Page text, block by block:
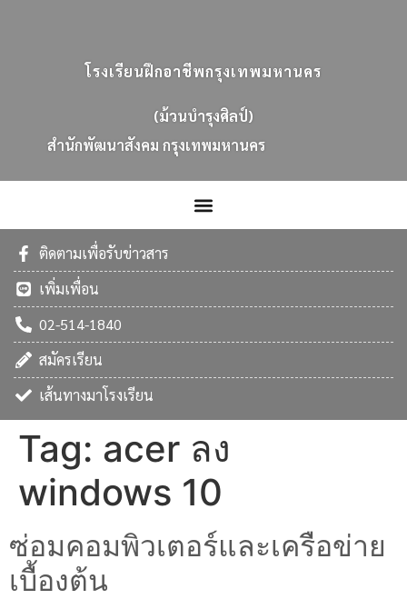
โรงเรียนฝึกอาชีพกรุงเทพมหานคร
(ม้วนบำรุงศิลป์)
สนกพฒนาสงคม กรงเทพมหานคร
ติดตามเพื่อรับข่าวสาร
เพิ่มเพื่อน
02-514-1840
สมัครเรียน
เส้นทางมาโรงเรียน
Tag: acer ลง
windows 10
ซ่อมคอมพิวเตอร์และเครือข่าย
เบื้องต้น